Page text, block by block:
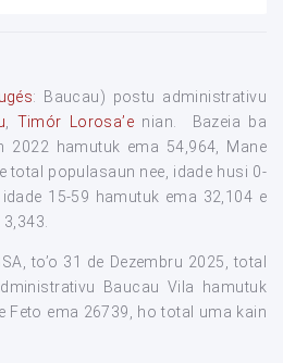
: Baucau) postu administrativu
Timór Lorosa’e nian. Bazeia ba
2022 hamutuk ema 54,964, Mane
total populasaun nee, idade husi 0-
15-59 hamutuk ema 32,104 e
to’o 31 de Dezembru 2025, total
Baucau Vila hamutuk
Feto ema 26739, ho total uma kain